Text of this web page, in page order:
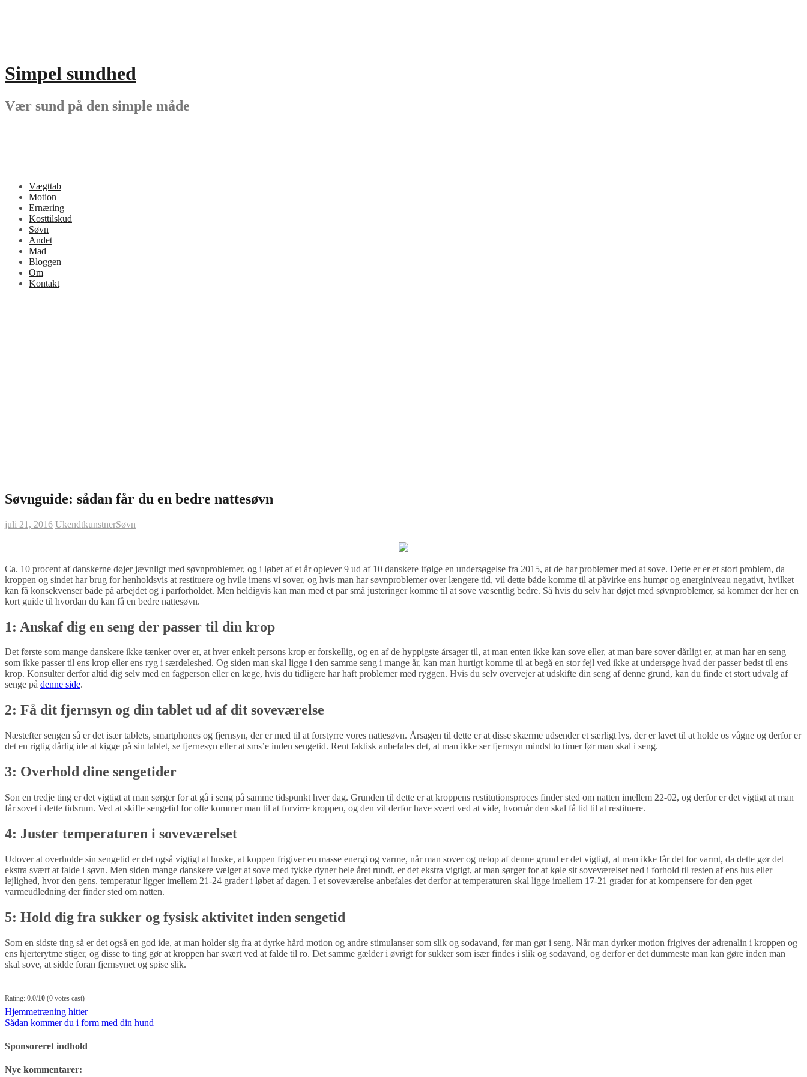
Simpel sundhed
Vær sund på den simple måde
Vægttab
Motion
Ernæring
Kosttilskud
Søvn
Andet
Mad
Bloggen
Om
Kontakt
Søvnguide: sådan får du en bedre nattesøvn
juli 21, 2016 UkendtkunstnerSøvn
Ca. 10 procent af danskerne døjer jævnligt med søvnproblemer, og i løbet af et år oplever 9 ud af 10 danskere ifølge en undersøgelse fra 2015, at de har problemer med at sove. Dette er er et stort problem, da
kroppen og sindet har brug for henholdsvis at restituere og hvile imens vi sover, og hvis man har søvnproblemer over længere tid, vil dette både komme til at påvirke ens humør og energiniveau negativt, hvilket
kan få konsekvenser både på arbejdet og i parforholdet. Men heldigvis kan man med et par små justeringer komme til at sove væsentlig bedre. Så hvis du selv har døjet med søvnproblemer, så kommer der her en
kort guide til hvordan du kan få en bedre nattesøvn.
1: Anskaf dig en seng der passer til din krop
Det første som mange danskere ikke tænker over er, at hver enkelt persons krop er forskellig, og en af de hyppigste årsager til, at man enten ikke kan sove eller, at man bare sover dårligt er, at man har en seng
som ikke passer til ens krop eller ens ryg i særdeleshed. Og siden man skal ligge i den samme seng i mange år, kan man hurtigt komme til at begå en stor fejl ved ikke at undersøge hvad der passer bedst til ens
krop. Konsulter derfor altid dig selv med en fagperson eller en læge, hvis du tidligere har haft problemer med ryggen. Hvis du selv overvejer at udskifte din seng af denne grund, kan du finde et stort udvalg af
senge på denne side.
2: Få dit fjernsyn og din tablet ud af dit soveværelse
Næstefter sengen så er det især tablets, smartphones og fjernsyn, der er med til at forstyrre vores nattesøvn. Årsagen til dette er at disse skærme udsender et særligt lys, der er lavet til at holde os vågne og derfor er
det en rigtig dårlig ide at kigge på sin tablet, se fjernesyn eller at sms’e inden sengetid. Rent faktisk anbefales det, at man ikke ser fjernsyn mindst to timer før man skal i seng.
3: Overhold dine sengetider
Son en tredje ting er det vigtigt at man sørger for at gå i seng på samme tidspunkt hver dag. Grunden til dette er at kroppens restitutionsproces finder sted om natten imellem 22-02, og derfor er det vigtigt at man
får sovet i dette tidsrum. Ved at skifte sengetid for ofte kommer man til at forvirre kroppen, og den vil derfor have svært ved at vide, hvornår den skal få tid til at restituere.
4: Juster temperaturen i soveværelset
Udover at overholde sin sengetid er det også vigtigt at huske, at koppen frigiver en masse energi og varme, når man sover og netop af denne grund er det vigtigt, at man ikke får det for varmt, da dette gør det
ekstra svært at falde i søvn. Men siden mange danskere vælger at sove med tykke dyner hele året rundt, er det ekstra vigtigt, at man sørger for at køle sit soveværelset ned i forhold til resten af ens hus eller
lejlighed, hvor den gens. temperatur ligger imellem 21-24 grader i løbet af dagen. I et soveværelse anbefales det derfor at temperaturen skal ligge imellem 17-21 grader for at kompensere for den øget
varmeudledning der finder sted om natten.
5: Hold dig fra sukker og fysisk aktivitet inden sengetid
Som en sidste ting så er det også en god ide, at man holder sig fra at dyrke hård motion og andre stimulanser som slik og sodavand, før man gør i seng. Når man dyrker motion frigives der adrenalin i kroppen og
ens hjerterytme stiger, og disse to ting gør at kroppen har svært ved at falde til ro. Det samme gælder i øvrigt for sukker som især findes i slik og sodavand, og derfor er det dummeste man kan gøre inden man
skal sove, at sidde foran fjernsynet og spise slik.
Rating: 0.0/10 (0 votes cast)
Indlægsnavigation
Hjemmetræning hitter
Sådan kommer du i form med din hund
Sponsoreret indhold
Nye kommentarer: